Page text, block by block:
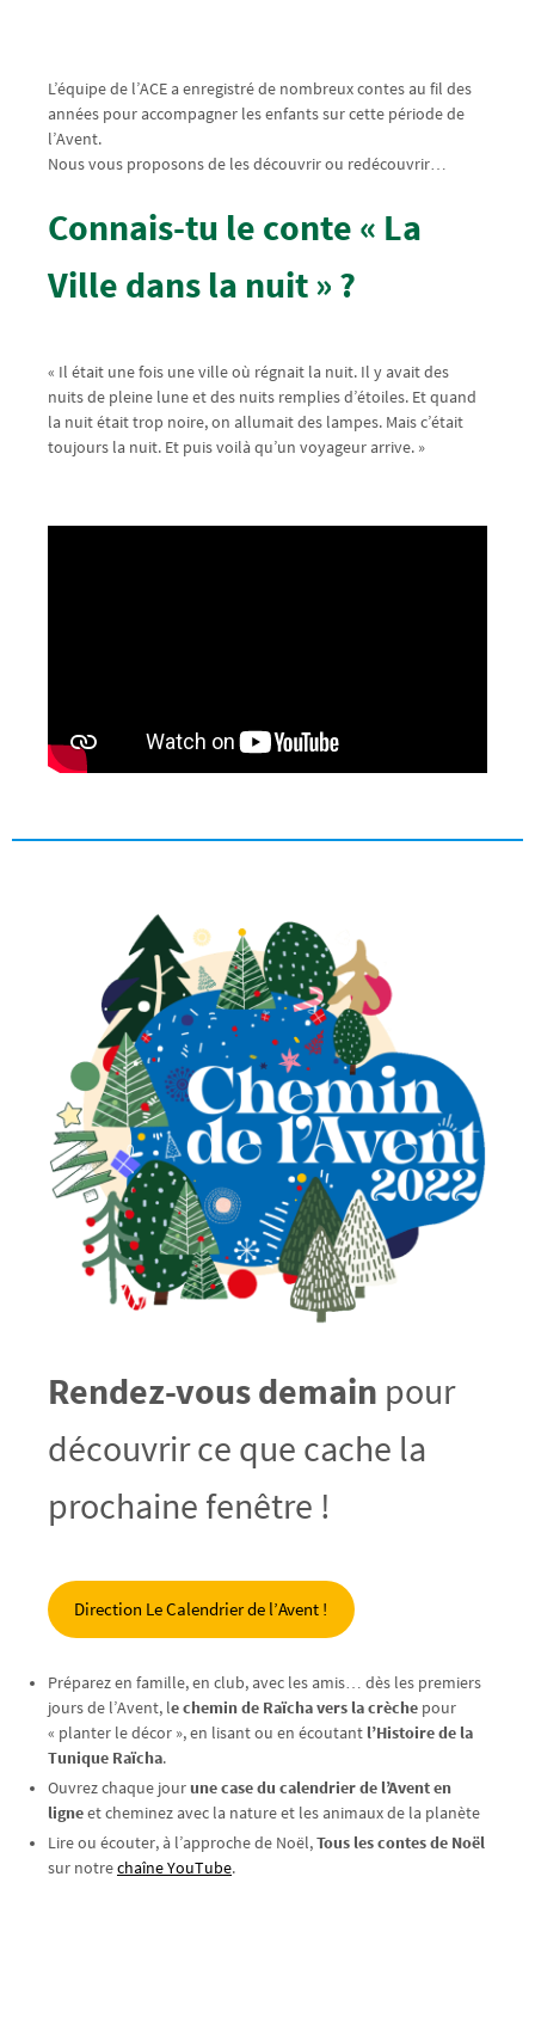
L’équipe de l’ACE a enregistré de nombreux contes au fil des
années pour accompagner les enfants sur cette période de
l’Avent.
Nous vous proposons de les découvrir ou redécouvrir…
Connais-tu le conte « La
Ville dans la nuit » ?
« Il était une fois une ville où régnait la nuit. Il y avait des
nuits de pleine lune et des nuits remplies d’étoiles. Et quand
la nuit était trop noire, on allumait des lampes. Mais c’était
toujours la nuit. Et puis voilà qu’un voyageur arrive. »
Rendez-vous demain pour
découvrir ce que cache la
prochaine fenêtre !
Direction Le Calendrier de l’Avent !
Préparez en famille, en club, avec les amis… dès les premiers
jours de l’Avent, le chemin de Raïcha vers la crèche pour
« planter le décor », en lisant ou en écoutant l’Histoire de la
Tunique Raïcha.
Ouvrez chaque jourune case du calendrier de l’Avent en
ligneet cheminez avec la nature et les animaux de la planète
Lire ou écouter, à l’approche de Noël,Tous les contes de Noël
sur notrechaîne YouTube.